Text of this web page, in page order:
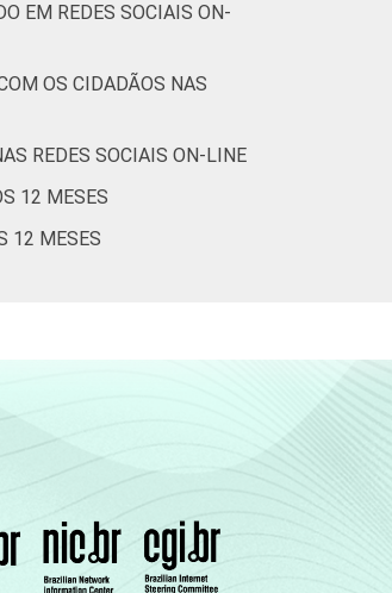
EM REDES SOCIAIS ON-
OS CIDADÃOS NAS
REDES SOCIAIS ON-LINE
12 MESES
12 MESES